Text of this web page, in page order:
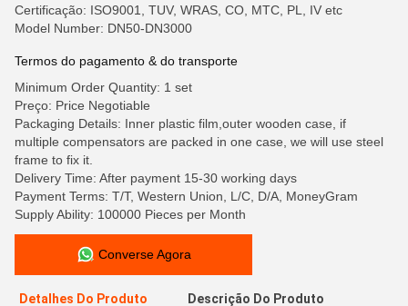
Certificação: ISO9001, TUV, WRAS, CO, MTC, PL, IV etc
Model Number: DN50-DN3000
Termos do pagamento & do transporte
Minimum Order Quantity: 1 set
Preço: Price Negotiable
Packaging Details: Inner plastic film,outer wooden case, if
multiple compensators are packed in one case, we will use steel
frame to fix it.
Delivery Time: After payment 15-30 working days
Payment Terms: T/T, Western Union, L/C, D/A, MoneyGram
Supply Ability: 100000 Pieces per Month
Converse Agora
Detalhes Do Produto Descrição Do Produto